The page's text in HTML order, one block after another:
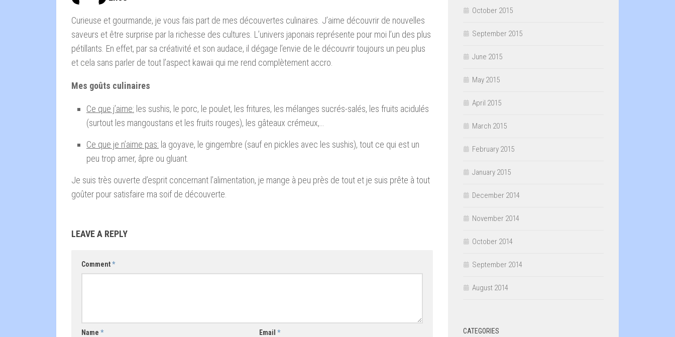
Curieuse et gourmande, je vous fais part de mes découvertes culinaires. J’aime découvrir de nouvelles
saveurs et être surprise par la richesse des cultures. L’univers japonais représente pour moi l’un des plus
pétillants. En effet, par sa créativité et son audace, il dégage l’envie de le découvrir toujours un peu plus
et cela sans parler de tout l’aspect kawaii qui me rend complètement accro.
Mes goûts culinaires
Ce que j’aime: les sushis, le porc, le poulet, les fritures, les mélanges sucrés-salés, les fruits acidulés
(surtout les mangoustans et les fruits rouges), les gâteaux crémeux,…
Ce que je n’aime pas: la goyave, le gingembre (sauf en pickles avec les sushis), tout ce qui est un
peu trop amer, âpre ou gluant.
Je suis très ouverte d’esprit concernant l’alimentation, je mange à peu près de tout et je suis prête à tout
goûter pour satisfaire ma soif de découverte.
LEAVE A REPLY
Comment*
Name * Email *
October 2015
September 2015
June 2015
May 2015
April 2015
March 2015
February 2015
January 2015
December 2014
November 2014
October 2014
September 2014
August 2014
CATEGORIES